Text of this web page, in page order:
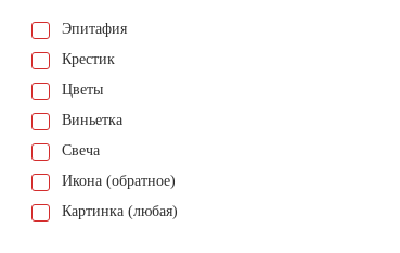
Эпитафия
Крестик
Цветы
Виньетка
Свеча
Икона (обратное)
Картинка (любая)